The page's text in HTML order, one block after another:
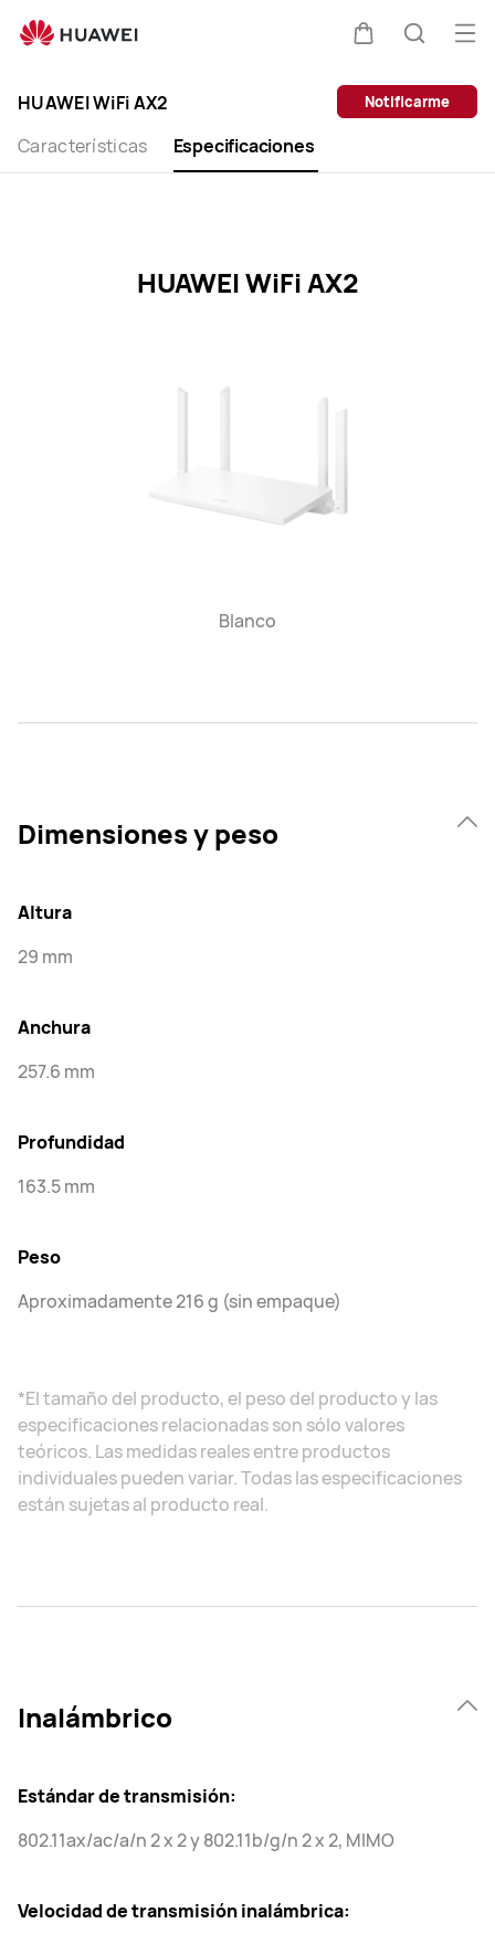
WiFi
Specification
HUAWEI WiFi AX2
Características
Especificaciones
Notificarme
HUAWEI WiFi AX2
Blanco
Dimensiones y peso
Altura
29 mm
Anchura
257.6 mm
Profundidad
163.5 mm
Peso
Aproximadamente 216 g (sin empaque)
*El tamaño del producto, el peso del producto y las
especificaciones relacionadas son sólo valores
teóricos. Las medidas reales entre productos
individuales pueden variar. Todas las especificaciones
están sujetas al producto real.
Inalámbrico
Estándar de transmisión:
802.11ax/ac/a/n 2 x 2 y 802.11b/g/n 2 x 2, MIMO
Velocidad de transmisión inalámbrica: